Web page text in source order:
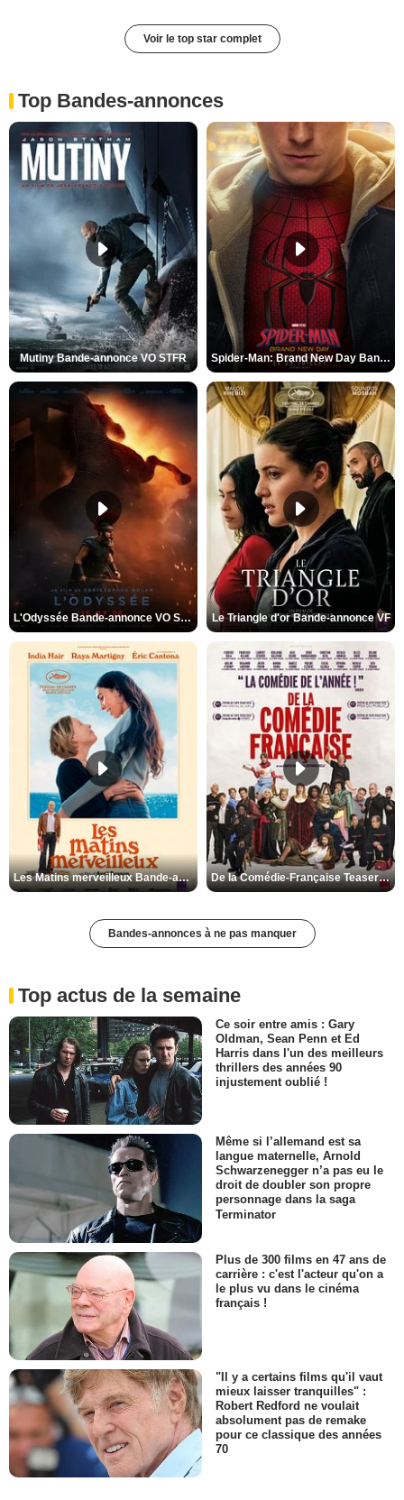
Voir le top star complet
Top Bandes-annonces
Mutiny Bande-annonce VO STFR Spider-Man: Brand New Day Bande-annonce VO STFR
L'Odyssée Bande-annonce VO STFR Le Triangle d'or Bande-annonce VF
Les Matins merveilleux Bande-annonce VF De la Comédie-Française Teaser VF
Bandes-annonces à ne pas manquer
Top actus de la semaine
Ce soir entre amis : Gary
Oldman, Sean Penn et Ed
Harris dans l'un des meilleurs
thrillers des années 90
injustement oublié !
Même si l’allemand est sa
langue maternelle, Arnold
Schwarzenegger n’a pas eu le
droit de doubler son propre
personnage dans la saga
Terminator
Plus de 300 films en 47 ans de
carrière : c'est l'acteur qu'on a
le plus vu dans le cinéma
français !
"Il y a certains films qu'il vaut
mieux laisser tranquilles" :
Robert Redford ne voulait
absolument pas de remake
pour ce classique des années
70